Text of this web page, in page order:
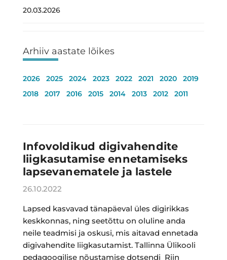
20.03.2026
Arhiiv aastate lõikes
2026 2025 2024 2023 2022 2021 2020
2019
2018
2017 2016 2015 2014 2013 2012 2011
Infovoldikud digivahendite
liigkasutamise ennetamiseks
lapsevanematele ja lastele
26.10.2022
Lapsed kasvavad tänapäeval üles digirikkas
keskkonnas, ning seetõttu on oluline anda
neile teadmisi ja oskusi, mis aitavad ennetada
digivahendite liigkasutamist. Tallinna Ülikooli
pedagoogilise nõustamise dotsendi Riin